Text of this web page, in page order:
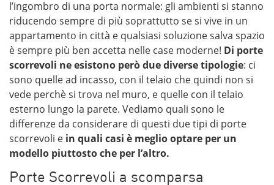
l’ingombro di una porta normale: gli ambienti si stanno
riducendo sempre di più soprattutto se si vive in un
appartamento in città e qualsiasi soluzione salva spazio
è sempre più ben accetta nelle case moderne! Di porte
scorrevoli ne esistono però due diverse tipologie: ci
sono quelle ad incasso, con il telaio che quindi non si
vede perchè si trova nel muro, e quelle con il telaio
esterno lungo la parete. Vediamo quali sono le
differenze da considerare di questi due tipi di porte
scorrevoli e in quali casi è meglio optare per un
modello piuttosto che per l’altro.
Porte Scorrevoli a scomparsa